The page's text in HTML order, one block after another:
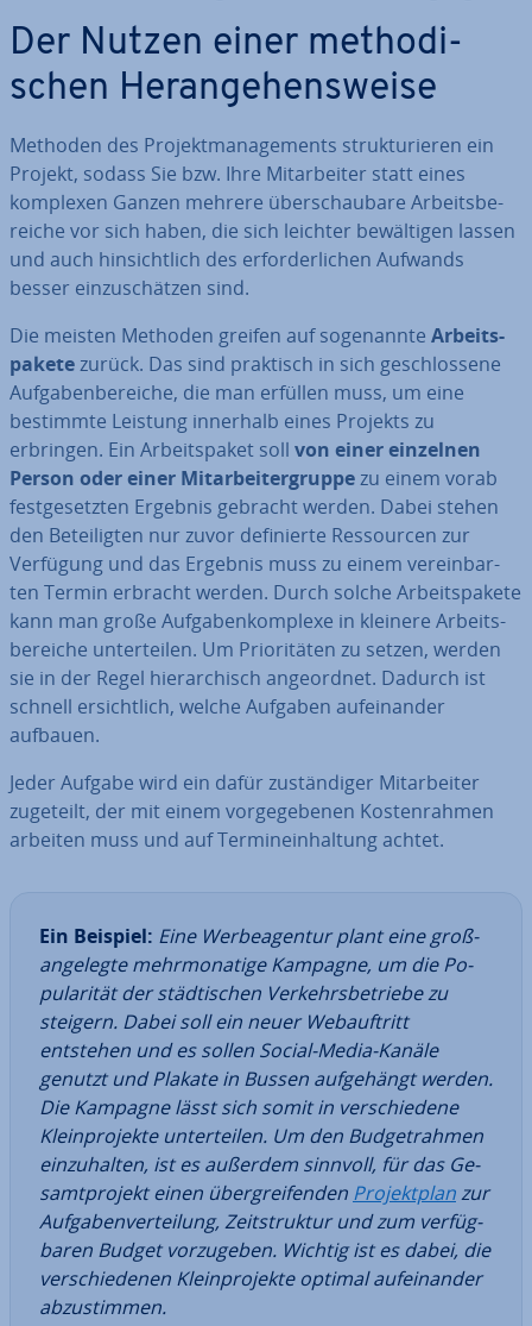
Der Nutzen einer me­tho­di­
schen Her­an­ge­hens­wei­se
Methoden des Pro­jekt­ma­nage­ments struk­tu­rie­ren ein
Projekt, sodass Sie bzw. Ihre Mit­ar­bei­ter statt eines
komplexen Ganzen mehrere über­schau­ba­re Ar­beits­be­
rei­che vor sich haben, die sich leichter be­wäl­ti­gen lassen
und auch hin­sicht­lich des er­for­der­li­chen Aufwands
besser ein­zu­schät­zen sind.
Die meisten Methoden greifen auf so­ge­nann­te Ar­beits­
pa­ke­tezurück. Das sind praktisch in sich ge­schlos­se­ne
Auf­ga­ben­be­rei­che, die man erfüllen muss, um eine
bestimmte Leistung innerhalb eines Projekts zu
erbringen. Ein Ar­beits­pa­ket soll von einer einzelnen
Person oder einer Mit­ar­bei­ter­grup­pezu einem vorab
fest­ge­setz­ten Ergebnis gebracht werden. Dabei stehen
den Be­tei­lig­ten nur zuvor de­fi­nier­te Res­sour­cen zur
Verfügung und das Ergebnis muss zu einem ver­ein­bar­
ten Termin erbracht werden. Durch solche Ar­beits­pa­ke­te
kann man große Auf­ga­ben­kom­ple­xe in kleinere Ar­beits­
be­rei­che un­ter­tei­len. Um Prio­ri­tä­ten zu setzen, werden
sie in der Regel hier­ar­chisch an­ge­ord­net. Dadurch ist
schnell er­sicht­lich, welche Aufgaben auf­ein­an­der
aufbauen.
Jeder Aufgabe wird ein dafür zu­stän­di­ger Mit­ar­bei­ter
zugeteilt, der mit einem vor­ge­ge­be­nen Kos­ten­rah­men
arbeiten muss und auf Ter­min­ein­hal­tung achtet.
Ein Beispiel: Eine Wer­be­agen­tur plant eine groß­
an­ge­leg­te mehr­mo­na­ti­ge Kampagne, um die Po­
pu­la­ri­tät der städ­ti­schen Ver­kehrs­be­trie­be zu
steigern. Dabei soll ein neuer Web­auf­tritt
entstehen und es sollen Social-Media-Kanäle
genutzt und Plakate in Bussen auf­ge­hängt werden.
Die Kampagne lässt sich somit in ver­schie­de­ne
Klein­pro­jek­te un­ter­tei­len. Um den Bud­get­rah­men
ein­zu­hal­ten, ist es außerdem sinnvoll, für das Ge­
samt­pro­jekt einen über­grei­fen­den Pro­jekt­planzur
Auf­ga­ben­ver­tei­lung, Zeit­struk­tur und zum ver­füg­
ba­ren Budget vor­zu­ge­ben. Wichtig ist es dabei, die
ver­schie­de­nen Klein­pro­jek­te optimal auf­ein­an­der
ab­zu­stim­men.